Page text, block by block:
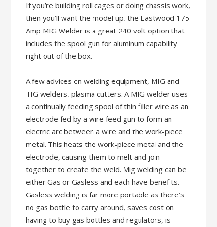
If you’re building roll cages or doing chassis work,
then you’ll want the model up, the Eastwood 175
Amp MIG Welder is a great 240 volt option that
includes the spool gun for aluminum capability
right out of the box.
A few advices on welding equipment, MIG and
TIG welders, plasma cutters. A MIG welder uses
a continually feeding spool of thin filler wire as an
electrode fed by a wire feed gun to form an
electric arc between a wire and the work-piece
metal. This heats the work-piece metal and the
electrode, causing them to melt and join
together to create the weld. Mig welding can be
either Gas or Gasless and each have benefits.
Gasless welding is far more portable as there’s
no gas bottle to carry around, saves cost on
having to buy gas bottles and regulators, is